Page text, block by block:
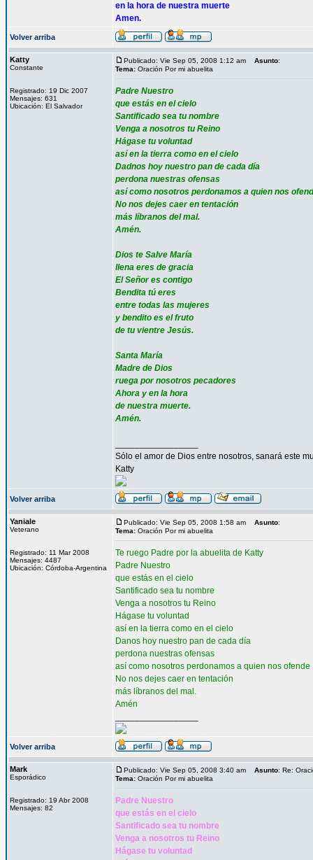
en la hora de nuestra muerte
Amen.
Volver arriba
Katty
Constante
Registrado: 19 Dic 2007
Mensajes: 631
Ubicación: El Salvador
Publicado: Vie Sep 05, 2008 1:12 am Asunto:
Tema: Oración Por mi abuelita
Padre Nuestro
que estás en el cielo
Santificado sea tu nombre
Venga a nosotros tu Reino
Hágase tu voluntad
así en la tierra como en el cielo
Dadnos hoy nuestro pan de cada día
perdona nuestras ofensas
así como nosotros perdonamos a quien nos
No nos dejes caer en tentación
más líbranos del mal.
Amén.
Dios te Salve María
llena eres de gracia
El Señor es contigo
Bendita tú eres
entre todas las mujeres
y bendito es el fruto
de tu vientre Jesús.
Santa María
Madre de Dios
ruega por nosotros pecadores
Ahora y en la hora
de nuestra muerte.
Amén.
Sólo el amor de Dios entre nosotros, sanará este
Katty
Volver arriba
Yaniale
Veterano
Registrado: 11 Mar 2008
Mensajes: 4487
Ubicación: Córdoba-Argentina
Publicado: Vie Sep 05, 2008 1:58 am Asunto:
Tema: Oración Por mi abuelita
Te ruego Padre por la abuelita de Katty
Padre Nuestro
que estás en el cielo
Santificado sea tu nombre
Venga a nosotros tu Reino
Hágase tu voluntad
así en la tierra como en el cielo
Danos hoy nuestro pan de cada día
perdona nuestras ofensas
así como nosotros perdonamos a quien nos ofende
No nos dejes caer en tentación
más líbranos del mal.
Amén
Volver arriba
Mark
Esporádico
Registrado: 19 Abr 2008
Mensajes: 82
Publicado: Vie Sep 05, 2008 3:40 am Asunto: Re:
Tema: Oración Por mi abuelita
Padre Nuestro
que estás en el cielo
Santificado sea tu nombre
Venga a nosotros tu Reino
Hágase tu voluntad